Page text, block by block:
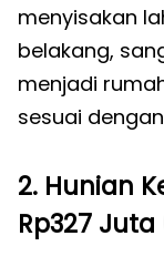
menyisakan
belakang,
menjadi
sesuai
2. Hunian
Rp327